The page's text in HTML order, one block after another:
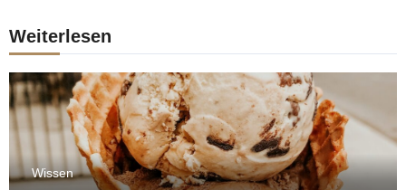
Weiterlesen
Wissen